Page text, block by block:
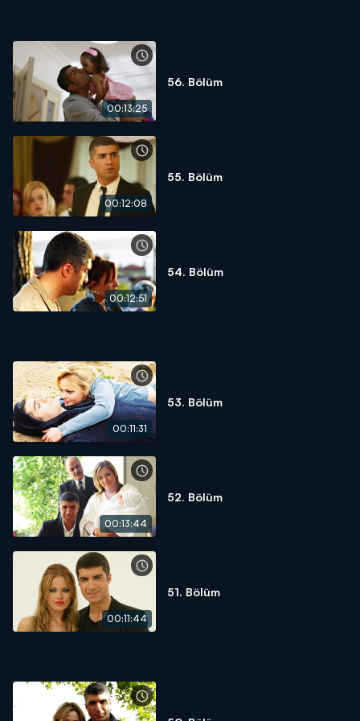
00:13:25
56. Bölüm
00:12:08
55. Bölüm
00:12:51
54. Bölüm
00:11:31
53. Bölüm
00:13:44
52. Bölüm
00:11:44
51. Bölüm